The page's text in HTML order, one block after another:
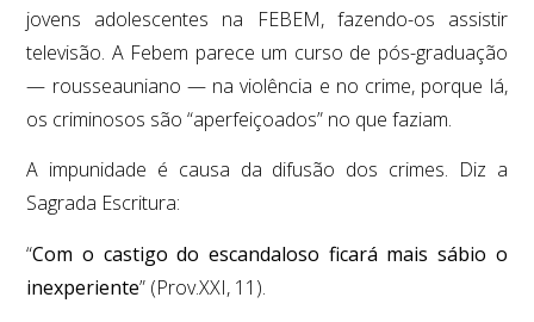
jovens adolescentes na FEBEM, fazendo-os assistir
televisão. A Febem parece um curso de pós-graduação
— rousseauniano — na violência e no crime, porque lá,
os criminosos são “aperfeiçoados” no que faziam.
A impunidade é causa da difusão dos crimes. Diz a
Sagrada Escritura:
“Com o castigo do escandaloso ficará mais sábio o
inexperiente” (Prov.XXI, 11).